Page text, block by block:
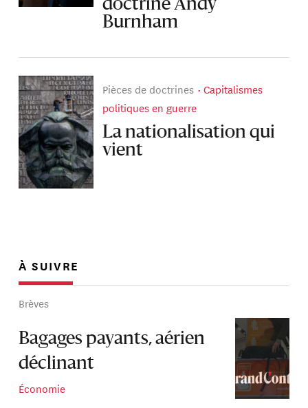
doctrine Andy
Burnham
Pièces de doctrines
Capitalismes
politiques en guerre
La nationalisation qui
vient
À SUIVRE
Brèves
Bagages payants, aérien
déclinant
Économie